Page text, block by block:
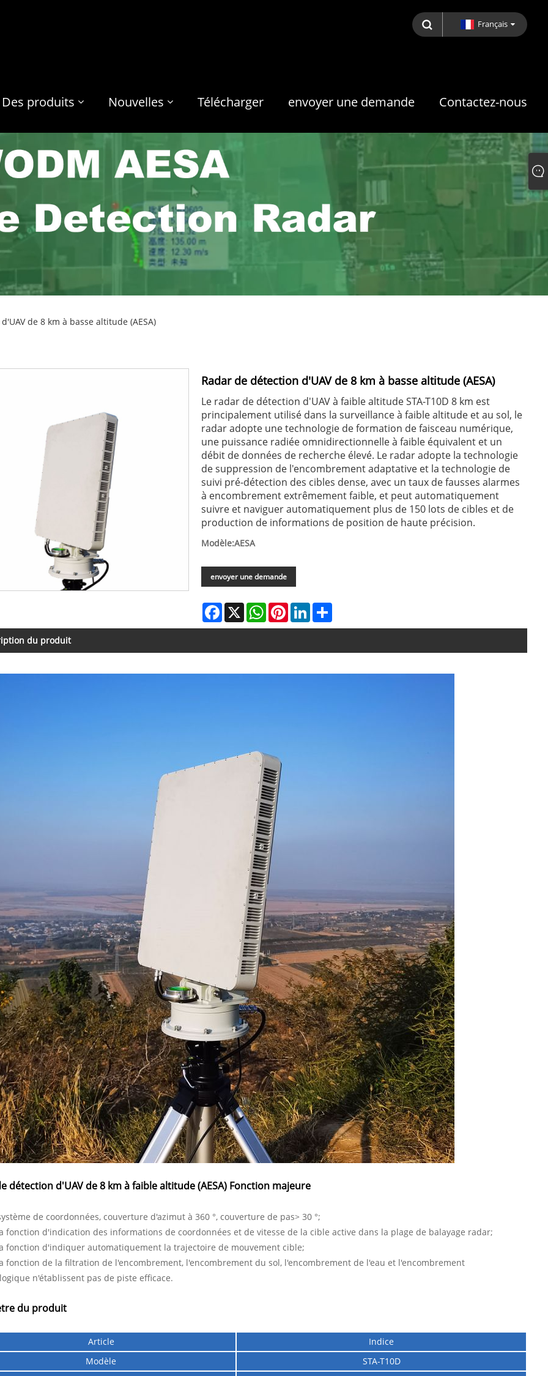
Français
Des produits Nouvelles Télécharger envoyer une demande Contactez-nous
de 8 km à basse altitude (AESA)
Radar de détection d'UAV de 8 km à basse altitude (AESA)
Le radar de détection d'UAV à faible altitude STA-T10D 8 km est
principalement utilisé dans la surveillance à faible altitude et au sol, le
radar adopte une technologie de formation de faisceau numérique,
une puissance radiée omnidirectionnelle à faible équivalent et un
débit de données de recherche élevé. Le radar adopte la technologie
de suppression de l'encombrement adaptative et la technologie de
suivi pré-détection des cibles dense, avec un taux de fausses alarmes
à encombrement extrêmement faible, et peut automatiquement
suivre et naviguer automatiquement plus de 150 lots de cibles et de
production de informations de position de haute précision.
Modèle:AESA
envoyer une demande
Facebook
X WhatsApp
PinterestLinkedIn
du produit
détection d'UAV de 8 km à faible altitude (AESA) Fonction majeure
de coordonnées, couverture d'azimut à 360 °, couverture de pas> 30 °;
fonction d'indication des informations de coordonnées et de vitesse de la cible active dans la plage de balayage radar;
fonction d'indiquer automatiquement la trajectoire de mouvement cible;
fonction de la filtration de l'encombrement, l'encombrement du sol, l'encombrement de l'eau et l'encombrement
n'établissent pas de piste efficace.
du produit
Article
Indice
Modèle
STA-T10D